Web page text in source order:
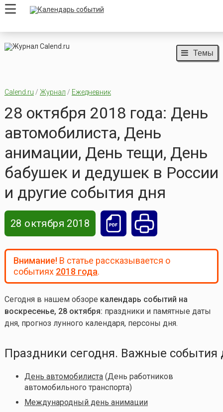
Темы
Calend.ru / Журнал / Ежедневник
28 октября 2018 года: День
автомобилиста, День
анимации, День тещи, День
бабушек и дедушек в России
и другие события дня
28 октября 2018
Внимание!В статье рассказывается о
событиях 2018 года.
Сегодня в нашем обзоре календарь событий на
воскресенье, 28 октября: праздники и памятные даты
дня, прогноз лунного календаря, персоны дня.
Праздники сегодня. Важные события
День автомобилиста(День работников
автомобильного транспорта)
Международный день анимации